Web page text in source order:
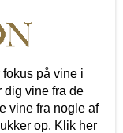
på vine i
dig vine fra de
vine fra nogle af
op. Klik her